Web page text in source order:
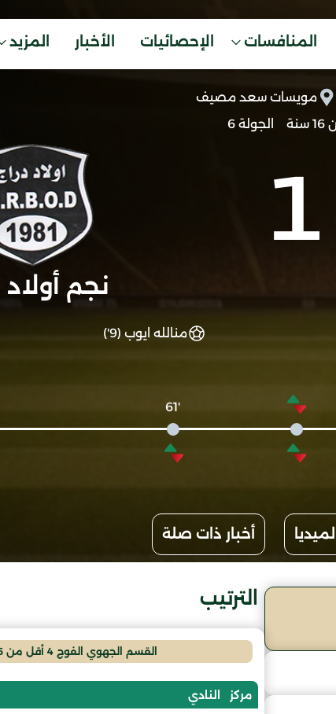
المنافسات الإحصائيات الأخبار المزيد
مويسات سعد مصيف
الجولة 6
1
نجم أولاد
منالله ايوب (9')
'61
الميديا أخبار ذات صلة
الترتيب
القسم الجهوي الفوج 4 أقل من 16 سنة
مركز النادي